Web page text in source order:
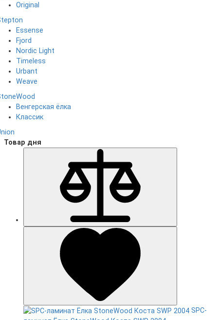
Original
Essense
Fjord
Nordic Light
Timeless
Urbant
Weave
Венгерская ёлка
Классик
Товар дня
SPC-